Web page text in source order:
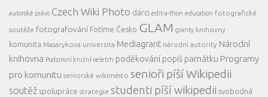
autorské právo Czech Wiki Photo dárci edit-a-thon education fotografické
soutěže fotografování Fotíme Česko GLAM granty knihovny
komunita Masarykova univerzita Mediagrant národní autority Národní
knihovna Podzimní knižní veletrh poděkování popiš památku Programy
pro komunitu seniorské wikiměsto senioři píší Wikipedii
soutěž spolupráce strategie studenti píší wikipedii svobodná